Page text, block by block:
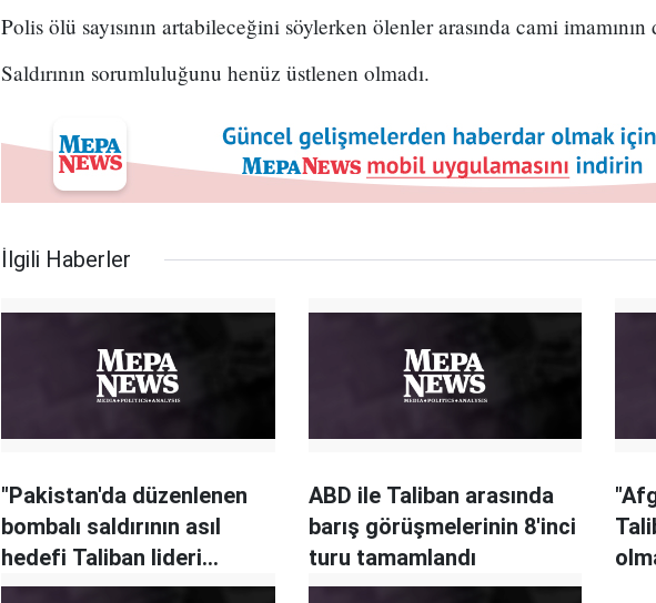
Polis ölü sayısının artabileceğini söylerken ölenler arasında cami
Saldırının sorumluluğunu henüz üstlenen olmadı.
İlgili Haberler
"Pakistan'da düzenlenen
bombalı saldırının asıl
hedefi Taliban lideri
Ahundzade'ydi"
ABD ile Taliban arasında
barış görüşmelerinin 8'inci
turu tamamlandı